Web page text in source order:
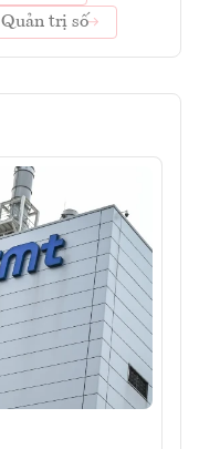
Quản trị số